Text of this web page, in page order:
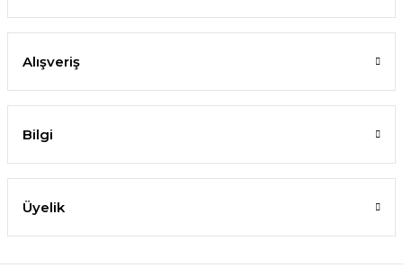
Alışveriş
Bilgi
Üyelik